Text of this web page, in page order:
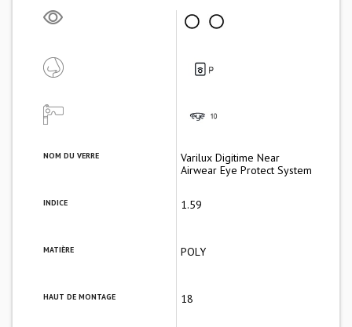
NOM DU VERRE
Varilux Digitime Near
Airwear Eye Protect System
INDICE 1.59
MATIÈRE POLY
HAUT DE MONTAGE 18